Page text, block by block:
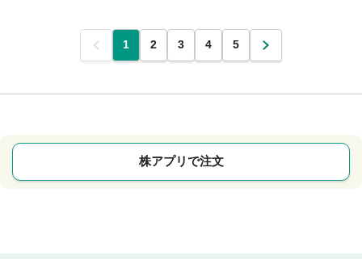
前 1 2 3 4 5 次
株アプリで注文